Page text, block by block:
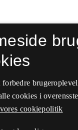
cookies i
cookiepolitik